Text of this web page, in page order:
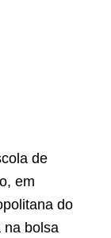
de
em
do
na bolsa